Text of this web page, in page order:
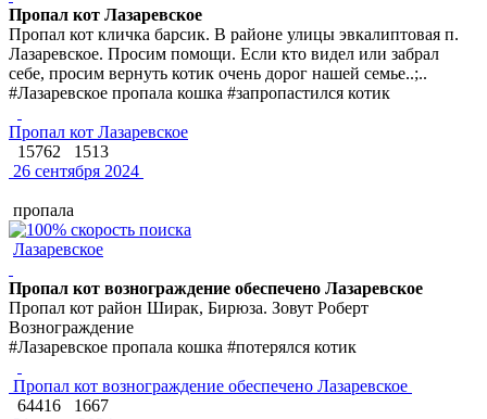
Пропал кот Лазаревское
Пропал кот кличка барсик. В районе улицы эвкалиптовая п.
Лазаревское. Просим помощи. Если кто видел или забрал
себе, просим вернуть котик очень дорог нашей семье..;..
#Лазаревское пропала кошка #запропастился котик
Пропал кот Лазаревское
15762
1513
26 сентября 2024
пропала
Лазаревское
Пропал кот вознограждение обеспечено Лазаревское
Пропал кот район Ширак, Бирюза. Зовут Роберт
Вознограждение
#Лазаревское пропала кошка #потерялся котик
Пропал кот вознограждение обеспечено Лазаревское
64416
1667